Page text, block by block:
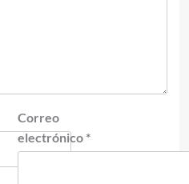
Correo
electrónico *